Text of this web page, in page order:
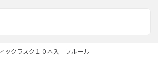
ックラスク１０本入 フルール